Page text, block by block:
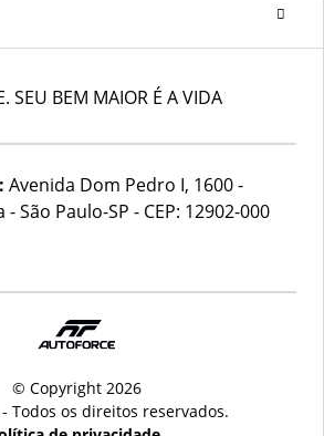
SEU BEM MAIOR É A VIDA
Avenida Dom Pedro I, 1600 -
São Paulo-SP - CEP: 12902-000
© Copyright 2026
Todos os direitos reservados.